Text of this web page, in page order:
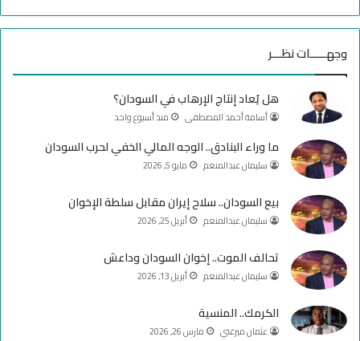
ي
ب
و
ك
X
Y
u
T
u
b
e
ن
ت
ق
م
وجهـــــات نظـــر
هل يُعاد إنتاج الإرهاب في السودان؟
أسامة أحمد المصطفى منذ أسبوع واحد
ما وراء البنادق.. الوجه المالي الخفي لحرب السودان
سليمان عبدالمنعم مايو 5, 2026
بيع السودان.. سلاح إيران مقابل سلطة الإخوان
سليمان عبدالمنعم أبريل 25, 2026
تحالف الموت.. إخوان السودان وداعش
سليمان عبدالمنعم أبريل 13, 2026
الكرمك.. المنسية
عثمان ميرغني مارس 26, 2026